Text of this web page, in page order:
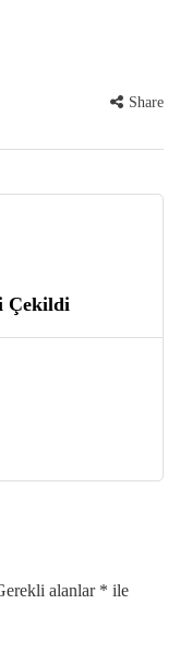
Share
Çekildi
alanlar * ile